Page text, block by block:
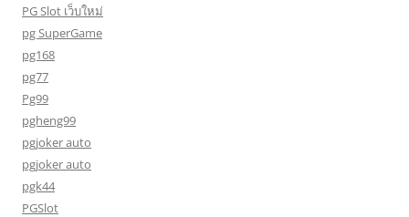
PG Slot เว็บใหม่
pg SuperGame
pg168
pg77
Pg99
pgheng99
pgjoker auto
pgjoker auto
pgk44
PGSlot